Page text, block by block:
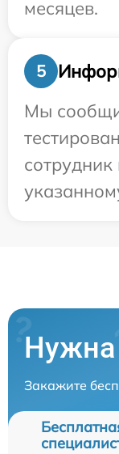
месяцев.
5
Мы
сотрудник
Нужна
Закажите